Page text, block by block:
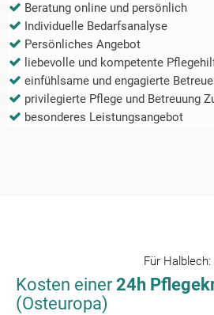
Beratung online und persönlich
Individuelle Bedarfsanalyse
Persönliches Angebot
liebevolle und kompetente
einfühlsame und engagierte
privilegierte Pflege und Betreuung
besonderes Leistungsangebot
Für Halblech:
Kosten einer24h
(Osteuropa)